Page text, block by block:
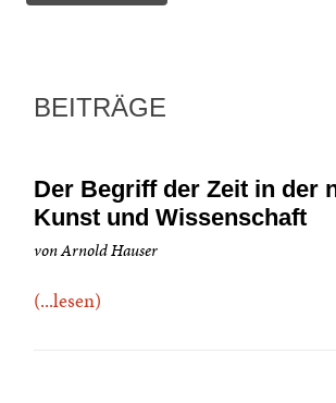
BEITRÄGE
Der Begriff der Zeit in der
Kunst und Wissenschaft
von Arnold Hauser
(...lesen)